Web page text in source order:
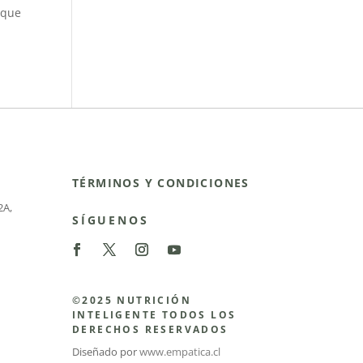
,
TÉRMINOS Y CONDICIONES
SÍGUENOS
©2025 NUTRICIÓN
INTELIGENTE TODOS LOS
DERECHOS RESERVADOS
Diseñado porwww.empatica.cl